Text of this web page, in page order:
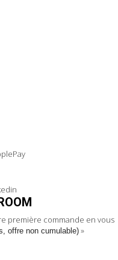
première commande en vous
offre non cumulable) »